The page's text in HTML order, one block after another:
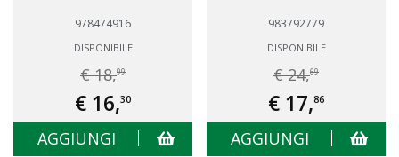
978474916
DISPONIBILE
€ 18,99
€ 16,30
AGGIUNGI
983792779
DISPONIBILE
€ 24,69
€ 17,86
AGGIUNGI